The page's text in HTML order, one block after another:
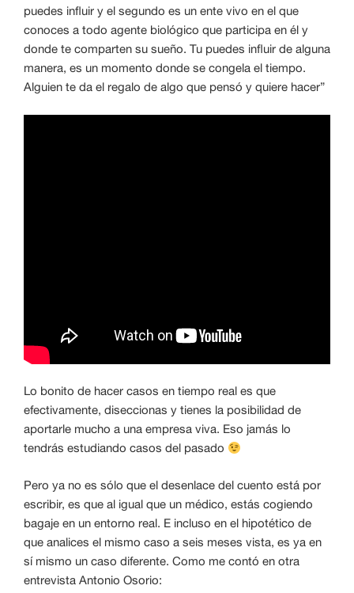
puedes influir y el segundo es un ente vivo en el que
conoces a todo agente biológico que participa en él y
donde te comparten su sueño. Tu puedes influir de alguna
manera, es un momento donde se congela el tiempo.
Alguien te da el regalo de algo que pensó y quiere hacer”
Lo bonito de hacer casos en tiempo real es que
efectivamente, diseccionas y tienes la posibilidad de
aportarle mucho a una empresa viva. Eso jamás lo
tendrás estudiando casos del pasado
Pero ya no es sólo que el desenlace del cuento está por
escribir, es que al igual que un médico, estás cogiendo
bagaje en un entorno real. E incluso en el hipotético de
que analices el mismo caso a seis meses vista, es ya en
sí mismo un caso diferente. Como me contó en otra
entrevista Antonio Osorio: